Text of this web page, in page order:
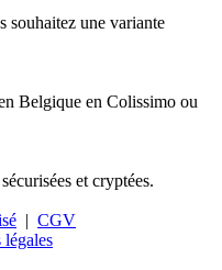
souhaitez une variante
Belgique en Colissimo ou
et cryptées.
| CGV